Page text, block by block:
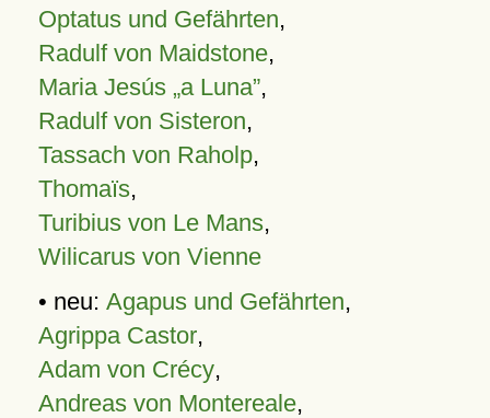
Optatus und Gefährten,
Radulf von Maidstone,
Maria Jesús „a Luna”,
Radulf von Sisteron,
Tassach von Raholp,
Thomaïs,
Turibius von Le Mans,
Wilicarus von Vienne
• neu: Agapus und Gefährten,
Agrippa Castor,
Adam von Crécy,
Andreas von Montereale,